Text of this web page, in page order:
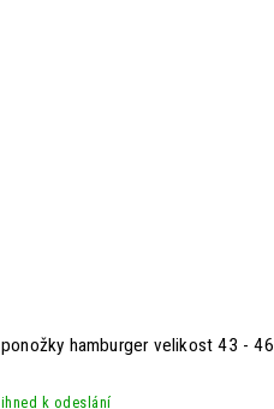
hamburger velikost 43 - 46
k odeslání